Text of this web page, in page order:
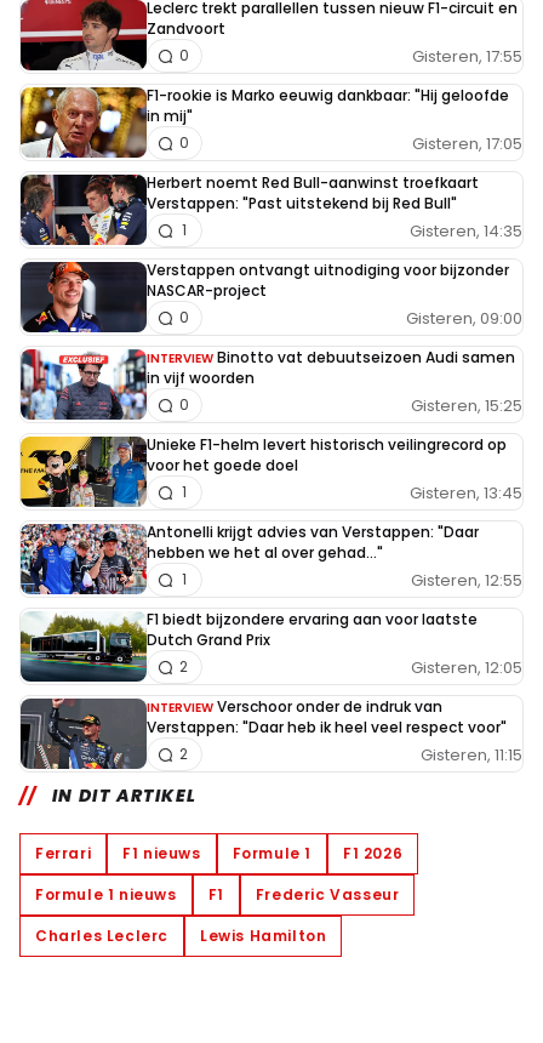
Leclerc trekt parallellen tussen nieuw F1-circuit en
Zandvoort
Gisteren, 17:55
0
F1-rookie is Marko eeuwig dankbaar: "Hij geloofde
in mij"
Gisteren, 17:05
0
Herbert noemt Red Bull-aanwinst troefkaart
Verstappen: "Past uitstekend bij Red Bull"
Gisteren, 14:35
1
Verstappen ontvangt uitnodiging voor bijzonder
NASCAR-project
Gisteren, 09:00
0
INTERVIEW Binotto vat debuutseizoen Audi samen
in vijf woorden
Gisteren, 15:25
0
Unieke F1-helm levert historisch veilingrecord op
voor het goede doel
Gisteren, 13:45
1
Antonelli krijgt advies van Verstappen: "Daar
hebben we het al over gehad..."
Gisteren, 12:55
1
F1 biedt bijzondere ervaring aan voor laatste
Dutch Grand Prix
Gisteren, 12:05
2
INTERVIEW Verschoor onder de indruk van
Verstappen: "Daar heb ik heel veel respect voor"
Gisteren, 11:15
2
IN DIT ARTIKEL
Ferrari F1 nieuws Formule 1
F1 2026
Formule 1 nieuws
F1
Frederic Vasseur
Charles Leclerc
Lewis Hamilton